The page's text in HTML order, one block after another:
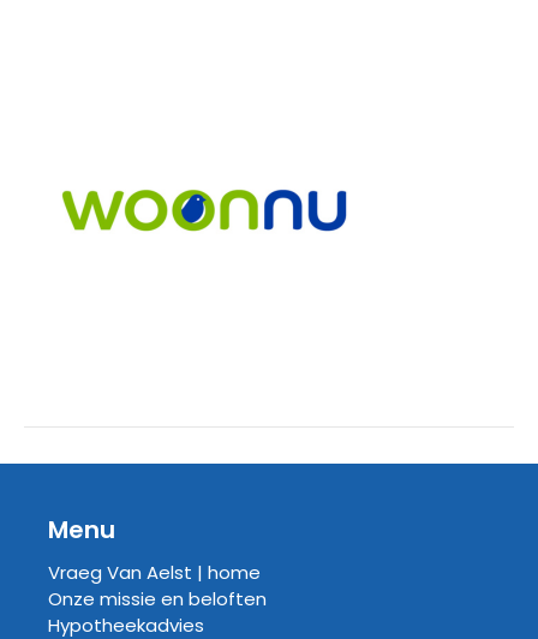
Menu
Vraeg Van Aelst | home
Onze missie en beloften
Hypotheekadvies